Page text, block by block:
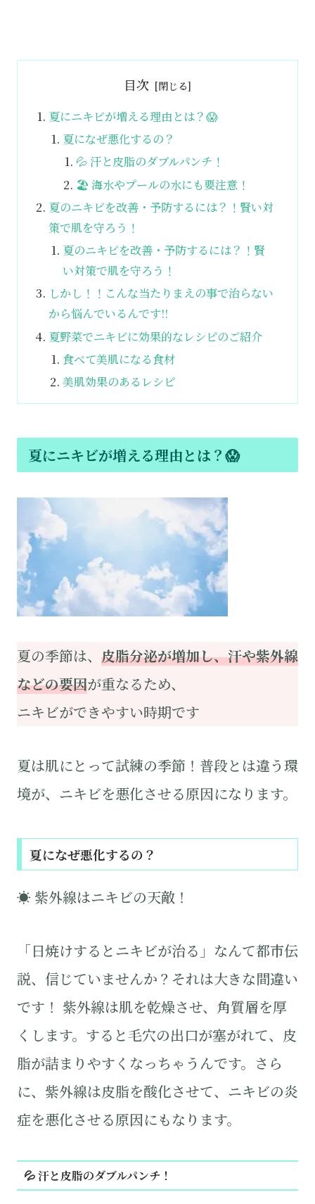
目次
夏にニキビが増える理由とは？😱
夏になぜ悪化するの？
💦 汗と皮脂のダブルパンチ！
🏖️ 海水やプールの水にも要注意！
夏のニキビを改善・予防するには？！賢い対
策で肌を守ろう！
夏のニキビを改善・予防するには？！賢
い対策で肌を守ろう！
しかし！！こんな当たりまえの事で治らない
から悩んでいるんです!!
夏野菜でニキビに効果的なレシピのご紹介
食べて美肌になる食材
美肌効果のあるレシピ
夏にニキビが増える理由とは？😱
夏の季節は、 皮脂分泌が増加し、汗や紫外線
などの要因が重なるため、
ニキビができやすい時期です
夏は肌にとって試練の季節！普段とは違う環
境が、ニキビを悪化させる原因になります。
夏になぜ悪化するの？
☀️ 紫外線はニキビの天敵！
「日焼けするとニキビが治る」なんて都市伝
説、信じていませんか？それは大きな間違い
です！ 紫外線は肌を乾燥させ、角質層を厚
くします。すると毛穴の出口が塞がれて、皮
脂が詰まりやすくなっちゃうんです。さら
に、紫外線は皮脂を酸化させて、ニキビの炎
症を悪化させる原因にもなります。
💦 汗と皮脂のダブルパンチ！